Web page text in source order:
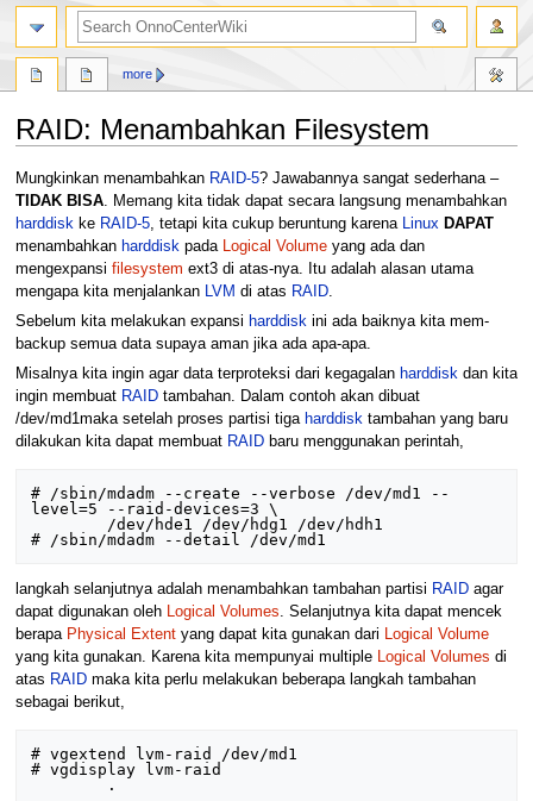
RAID: Menambahkan Filesystem
Jump
to
navigation
Jump
to
search
Mungkinkan menambahkan RAID-5? Jawabannya sangat sederhana –
TIDAK BISA. Memang kita tidak dapat secara langsung menambahkan
harddisk ke RAID-5, tetapi kita cukup beruntung karena Linux DAPAT
menambahkan harddisk pada Logical Volumeyang ada dan
mengexpansi filesystem ext3 di atas-nya. Itu adalah alasan utama
mengapa kita menjalankan
LVM di atas RAID.
Sebelum kita melakukan expansi harddiskini ada baiknya kita mem-
backup semua data supaya aman jika ada apa-apa.
Misalnya kita ingin agar data terproteksi dari kegagalan harddiskdan kita
ingin membuat RAIDtambahan. Dalam contoh akan dibuat
/dev/md1maka setelah proses partisi tiga harddisktambahan yang baru
dilakukan kita dapat membuat RAIDbaru menggunakan perintah,
# /sbin/mdadm --create --verbose /dev/md1 --
level=5 --raid-devices=3 \
langkah selanjutnya adalah menambahkan tambahan partisi RAIDagar
dapat digunakan oleh Logical Volumes. Selanjutnya kita dapat mencek
berapa Physical Extentyang dapat kita gunakan dari Logical Volume
yang kita gunakan. Karena kita mempunyai multiple Logical Volumes di
atas RAIDmaka kita perlu melakukan beberapa langkah tambahan
sebagai berikut,
# vgextend lvm-raid /dev/md1
# vgdisplay lvm-raid
        .
more
search